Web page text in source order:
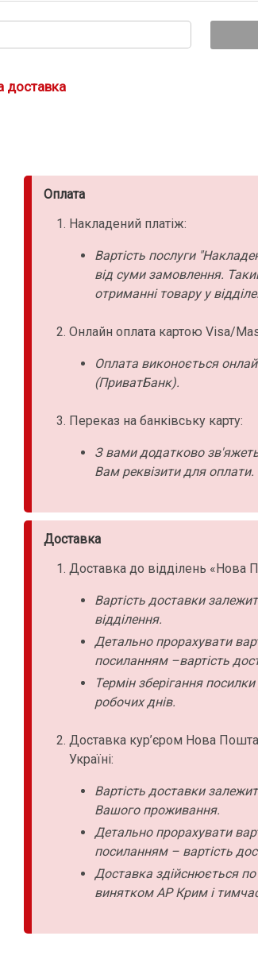
доставка
Оплата
Накладений платіж:
Вартість послуги
від суми замовлення.
отриманні товару у
Онлайн оплата картою Visa/
Оплата виконоється
(ПриватБанк).
Переказ на банківську карту:
З вами додатково
Вам реквізити для оплати.
Доставка
Доставка до відділень «Нова
Вартість доставки
відділення.
Детально прорахувати
посиланням –вартість
Термін зберігання
робочих днів.
Доставка кур’єром Нова
Україні:
Вартість доставки
Вашого проживання.
Детально прорахувати
посиланням – вартість
Доставка здійснюється по
винятком АР Крим і